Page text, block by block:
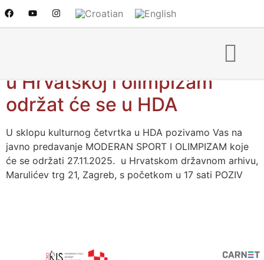
predavanje “Moderan sport
u Hrvatskoj i olimpizam”
održat će se u HDA
U sklopu kulturnog četvrtka u HDA pozivamo Vas na
javno predavanje MODERAN SPORT I OLIMPIZAM koje
će se održati 27.11.2025. u Hrvatskom državnom arhivu,
Marulićev trg 21, Zagreb, s početkom u 17 sati POZIV